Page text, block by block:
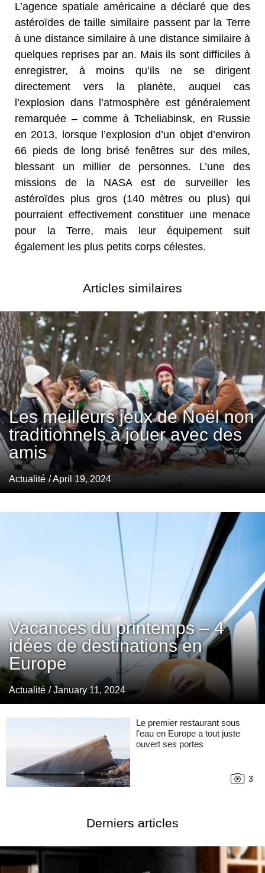
L’agence spatiale américaine a déclaré que des
astéroïdes de taille similaire passent par la Terre
à une distance similaire à une distance similaire à
quelques reprises par an. Mais ils sont difficiles à
enregistrer, à moins qu’ils ne se dirigent
directement vers la planète, auquel cas
l’explosion dans l’atmosphère est généralement
remarquée – comme à Tcheliabinsk, en Russie
en 2013, lorsque l’explosion d’un objet d’environ
66 pieds de long brisé fenêtres sur des miles,
blessant un millier de personnes. L’une des
missions de la NASA est de surveiller les
astéroïdes plus gros (140 mètres ou plus) qui
pourraient effectivement constituer une menace
pour la Terre, mais leur équipement suit
également les plus petits corps célestes.
Articles similaires
Les meilleurs jeux de Noël non
traditionnels à jouer avec des
amis
Actualité / April 19, 2024
Vacances du printemps – 4
idées de destinations en
Europe
Actualité / January 11, 2024
Le premier restaurant sous
l’eau en Europe a tout juste
ouvert ses portes
3
Derniers articles